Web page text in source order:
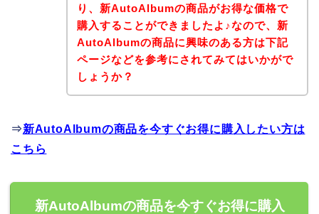
り、新AutoAlbumの商品がお得な価格で
購入することができましたよ♪なので、新
AutoAlbumの商品に興味のある方は下記
ページなどを参考にされてみてはいかがで
しょうか？
⇒新AutoAlbumの商品を今すぐお得に購入したい方は
こちら
新AutoAlbumの商品を今すぐお得に購入